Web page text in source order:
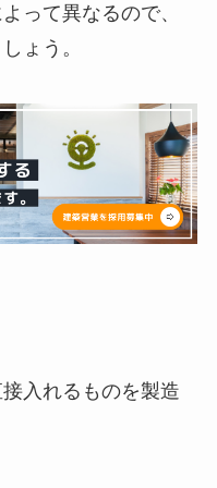
って異なるので、
ょう。
入れるものを製造